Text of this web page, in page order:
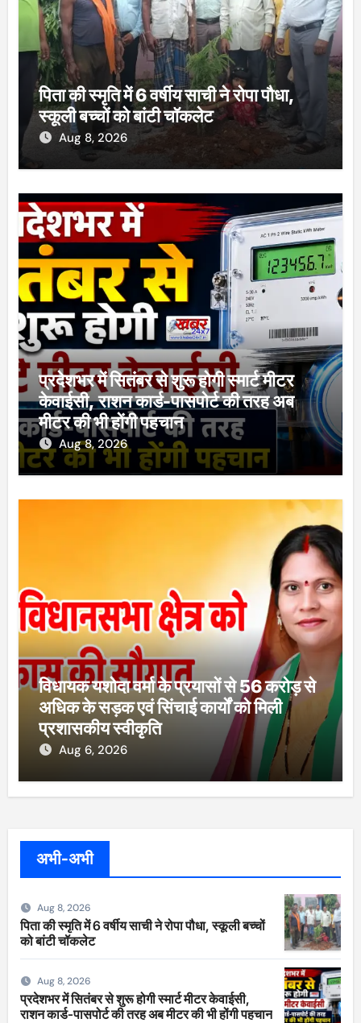
पिता की स्मृति में 6 वर्षीय साची ने रोपा पौधा,
स्कूली बच्चों को बांटी चॉकलेट
Aug 8, 2026
प्रदेशभर में सितंबर से शुरू होगी स्मार्ट मीटर
केवाईसी, राशन कार्ड-पासपोर्ट की तरह अब
मीटर की भी होंगी पहचान
Aug 8, 2026
विधायक यशोदा वर्मा के प्रयासों से 56 करोड़ से
अधिक के सड़क एवं सिंचाई कार्यों को मिली
प्रशासकीय स्वीकृति
Aug 6, 2026
अभी-अभी
Aug 8, 2026
पिता की स्मृति में 6 वर्षीय साची ने रोपा पौधा, स्कूली बच्चों
को बांटी चॉकलेट
Aug 8, 2026
प्रदेशभर में सितंबर से शुरू होगी स्मार्ट मीटर केवाईसी,
राशन कार्ड-पासपोर्ट की तरह अब मीटर की भी होंगी पहचान